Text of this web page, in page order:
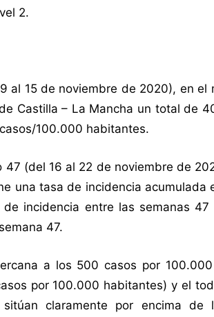
2.
15 de noviembre de 2020), en el
Castilla – La Mancha un total de
100.000 habitantes.
(del 16 al 22 de noviembre de
una tasa de incidencia acumulada
incidencia entre las semanas
47.
a los 500 casos por
por 100.000 habitantes) y el
claramente por encima de